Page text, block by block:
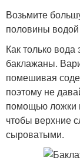
Возьмите
половины водой
Как только
баклажаны.
помешивая
поэтому не
помощью ложки
чтобы верхние
сыроватыми.